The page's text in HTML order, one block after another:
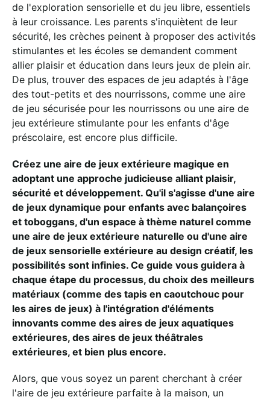
de l'exploration sensorielle et du jeu libre, essentiels
à leur croissance. Les parents s'inquiètent de leur
sécurité, les crèches peinent à proposer des activités
stimulantes et les écoles se demandent comment
allier plaisir et éducation dans leurs jeux de plein air.
De plus, trouver des espaces de jeu adaptés à l'âge
des tout-petits et des nourrissons, comme une aire
de jeu sécurisée pour les nourrissons ou une aire de
jeu extérieure stimulante pour les enfants d'âge
préscolaire, est encore plus difficile.
Créez une aire de jeux extérieure magique en
adoptant une approche judicieuse alliant plaisir,
sécurité et développement. Qu'il s'agisse d'une aire
de jeux dynamique pour enfants avec balançoires
et toboggans, d'un espace à thème naturel comme
une aire de jeux extérieure naturelle ou d'une aire
de jeux sensorielle extérieure au design créatif, les
possibilités sont infinies. Ce guide vous guidera à
chaque étape du processus, du choix des meilleurs
matériaux (comme des tapis en caoutchouc pour
les aires de jeux) à l'intégration d'éléments
innovants comme des aires de jeux aquatiques
extérieures, des aires de jeux théâtrales
extérieures, et bien plus encore.
Alors, que vous soyez un parent cherchant à créer
l'aire de jeu extérieure parfaite à la maison, un